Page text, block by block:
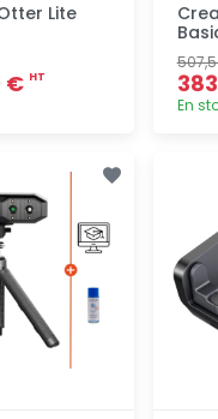
Lite
€ HT
En